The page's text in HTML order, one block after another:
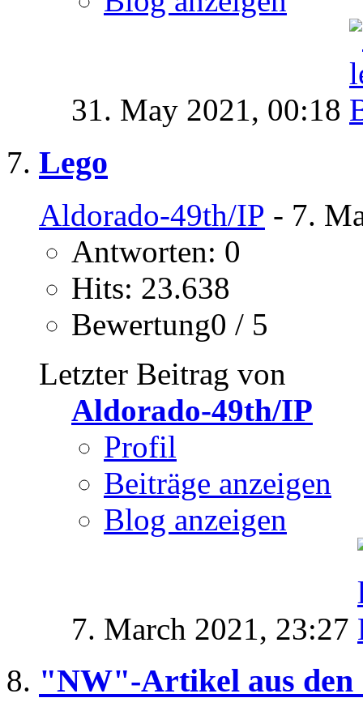
31. May 2021, 00:18
Lego
Aldorado-49th/IP - 7.
Antworten: 0
Hits: 23.638
Bewertung0 / 5
Letzter Beitrag von
Aldorado-49th/IP
Profil
Beiträge anzeigen
Blog anzeigen
7. March 2021, 23:27
"NW"-Artikel aus den